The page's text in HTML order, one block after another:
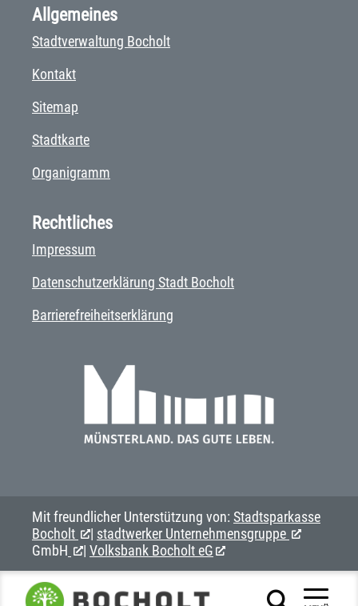
Allgemeines
Stadtverwaltung Bocholt
Kontakt
Sitemap
Stadtkarte
Organigramm
Rechtliches
Impressum
Datenschutzerklärung Stadt Bocholt
Barrierefreiheitserklärung
Mit freundlicher Unterstützung von: Stadtsparkasse
Bocholt
| stadtwerker Unternehmensgruppe
GmbH
| Volksbank Bocholt eG